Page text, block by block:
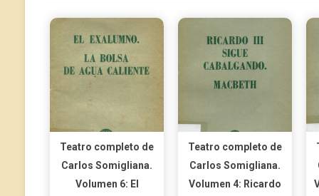
Teatro completo de
Carlos Somigliana.
Volumen 6: El
Teatro completo de
Carlos Somigliana.
Volumen 4: Ricardo